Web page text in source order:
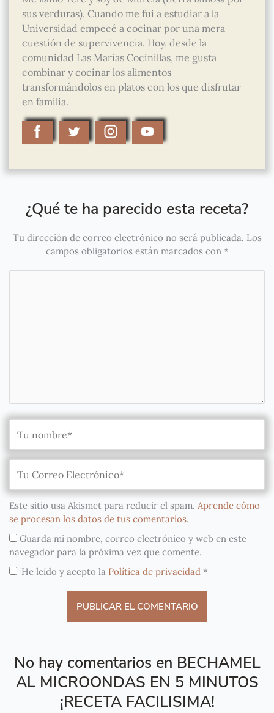
sus verduras). Cuando me fui a estudiar a la
Universidad empecé a cocinar por una mera
cuestión de supervivencia. Hoy, desde la
comunidad Las Marías Cocinillas, me gusta
combinar y cocinar los alimentos
transformándolos en platos con los que disfrutar
en familia.
¿Qué te ha parecido esta receta?
Tu dirección de correo electrónico no será publicada. Los
campos obligatorios están marcados con *
Este sitio usa Akismet para reducir el spam. Aprende cómo
se procesan los datos de tus comentarios.
Guarda mi nombre, correo electrónico y web en este
navegador para la próxima vez que comente.
He leído y acepto la Política de privacidad *
No hay comentarios en BECHAMEL
AL MICROONDAS EN 5 MINUTOS
¡RECETA FACILISIMA!